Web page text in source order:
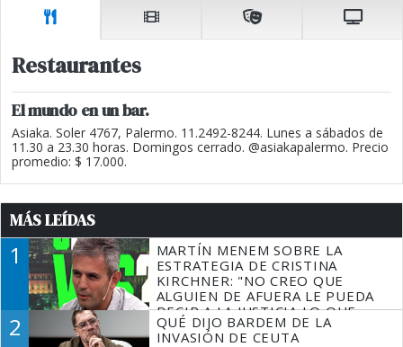
Restaurantes
El mundo en un bar.
Asiaka. Soler 4767, Palermo. 11.2492-8244. Lunes a sábados de
11.30 a 23.30 horas. Domingos cerrado. @asiakapalermo. Precio
promedio: $ 17.000.
MÁS LEÍDAS
1
MARTÍN MENEM SOBRE LA
ESTRATEGIA DE CRISTINA
KIRCHNER: "NO CREO QUE
ALGUIEN DE AFUERA LE PUEDA
DECIR A LA JUSTICIA LO QUE
TIENE QUE HACER"
2
QUÉ DIJO BARDEM DE LA
INVASIÓN DE CEUTA